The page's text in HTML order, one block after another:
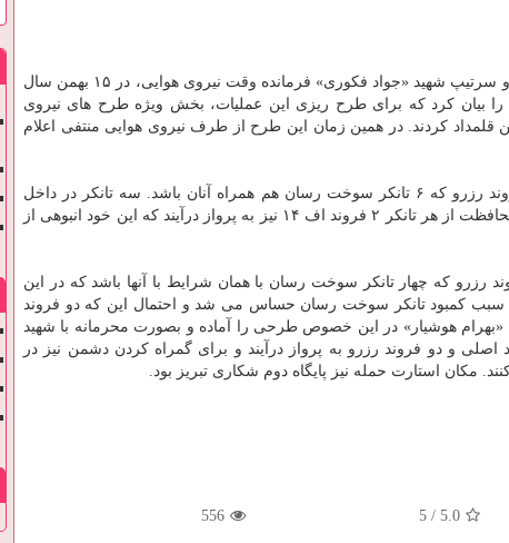
چندی بعد نیروی هوایی ایران از انتقال هواپیماهای عراقی بااطلاع شد و سرتیپ شهید «جواد فکوری» فرمانده وقت نیروی هوایی، در ۱۵ بهمن سال
ها را بیان کرد که برای طرح ریزی این عملیات، بخش ویژه طرح های نیروی
قلمداد کردند. در همین زمان این طرح از طرف نیروی هوایی منتفی اعلام
طرح اول: ۱۶ فروند فانتوم به پرواز درآیند ۱۴ فروند اصلی و دو فروند رزرو که ۶ تانکر سوخت رسان هم همراه آنان باشد. سه تانکر در داخل
خاک ایران قرار گیرند و سه تانکر در منتهی الیه غرب عراق و برای محافظت از هر تانکر ۲ فروند اف ۱۴ نیز به پرواز درآیند که این خود انبوهی از
درآیند ۱۰ فروند اصلی و دو فروند رزرو که چهار تانکر سوخت رسان با همان شرایط با آنها باشد که در این
سبب کمبود تانکر سوخت رسان حساس می شد و احتمال این که دو فروند
هوشیار» در این خصوص طرحی را آماده و بصورت محرمانه با شهید
مسلح هشت فروند اصلی و دو فروند رزرو به پرواز درآیند و برای گمراه کردن دشمن نیز در
5.0
/
5
556